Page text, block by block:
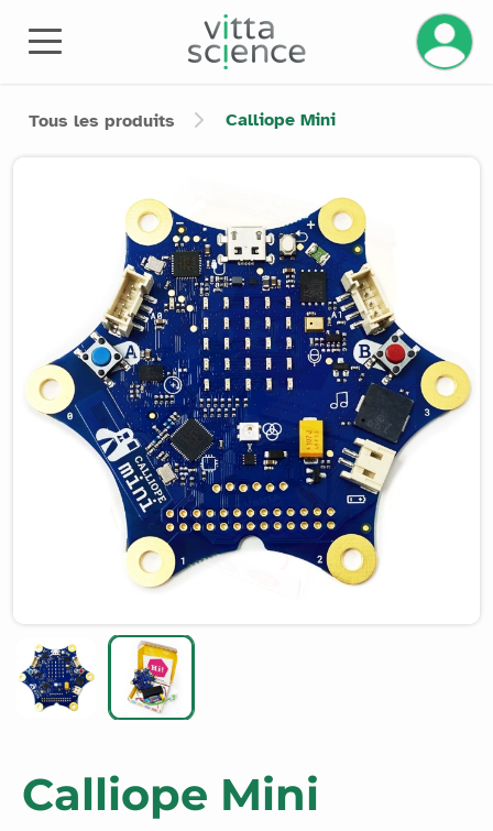
Gérez
Tous les produits Calliope Mini
Calliope Mini